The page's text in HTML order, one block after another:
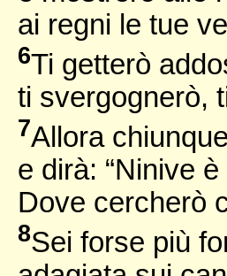
ai regni le tue
6Ti getterò
ti svergognerò,
7Allora
e dirà: “Ninive
Dove cercherò
8Sei forse più